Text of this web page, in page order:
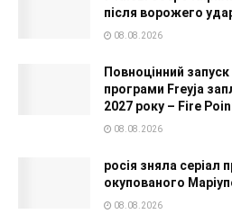
після ворожего
08.08.2026
Повноцінний
програми Freyja
2027 року – Fire
08.08.2026
росія зняла серіал
окупованого
08.08.2026